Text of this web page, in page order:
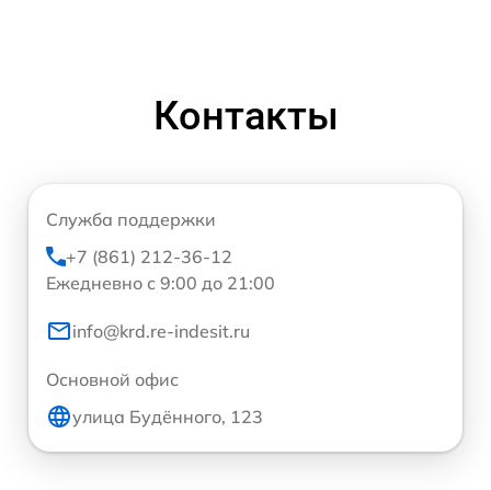
Контакты
Служба поддержки
+7 (861) 212-36-12
Ежедневно с 9:00 до 21:00
info@krd.re-indesit.ru
Основной офис
улица Будённого, 123